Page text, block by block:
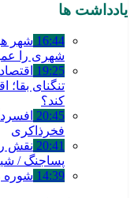
یادداشت ها
16:44 شهر
شهری را
19:25
تنگنای بقا؛
کند؟
20:45
فخرذاکری
20:41 نقش
پساجنگ /
14:39 شوره